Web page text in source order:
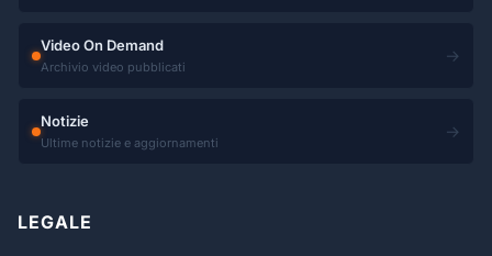
Video On Demand
Archivio video pubblicati
→
Notizie
Ultime notizie e aggiornamenti
→
LEGALE